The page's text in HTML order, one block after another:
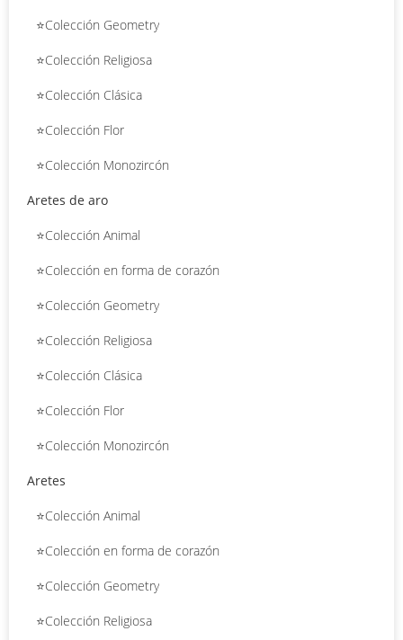
⭐Colección Geometry
⭐Colección Religiosa
⭐Colección Clásica
⭐Colección Flor
⭐Colección Monozircón
Aretes de aro
⭐Colección Animal
⭐Colección en forma de corazón
⭐Colección Geometry
⭐Colección Religiosa
⭐Colección Clásica
⭐Colección Flor
⭐Colección Monozircón
Aretes
⭐Colección Animal
⭐Colección en forma de corazón
⭐Colección Geometry
⭐Colección Religiosa